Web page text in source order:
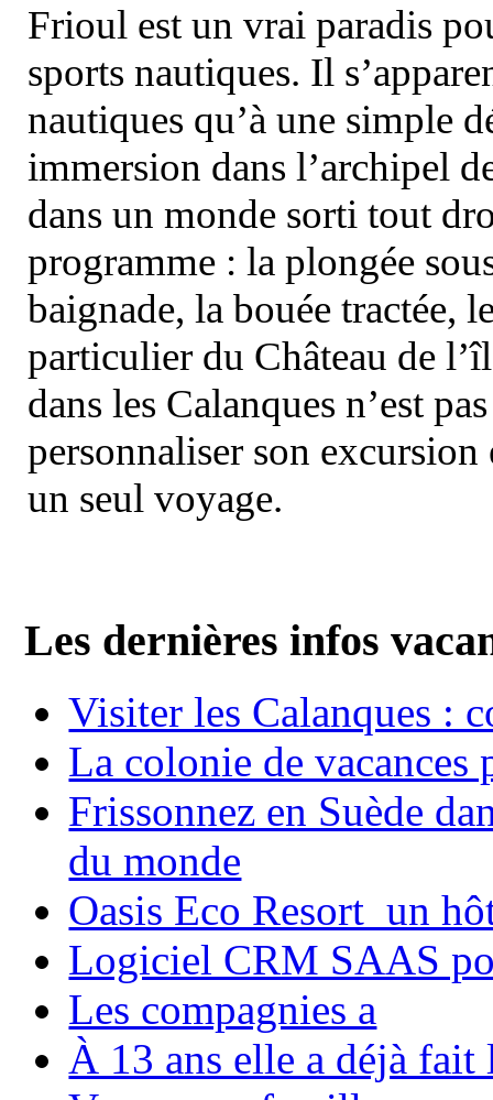
Frioul est un vrai paradis
sports nautiques. Il
nautiques qu’à une simple
immersion dans l’archipel
dans un monde sorti tout
programme : la plongée
baignade, la bouée tractée,
particulier du Château de
dans les Calanques n’est
personnaliser son
un seul voyage.
Les dernières infos
Visiter les Calanques :
La colonie de vacances
Frissonnez en Suède
du monde
Oasis Eco Resort un
Logiciel CRM SAAS
Les compagnies a
À 13 ans elle a déjà